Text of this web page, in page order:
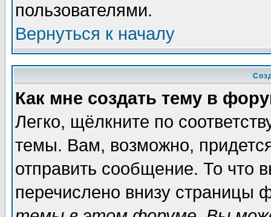
пользователями.
Вернуться к началу
Как мне создать тему в
Легко, щёлкните по
темы. Вам, возможно,
отправить сообщение. То что
перечислено внизу страницы